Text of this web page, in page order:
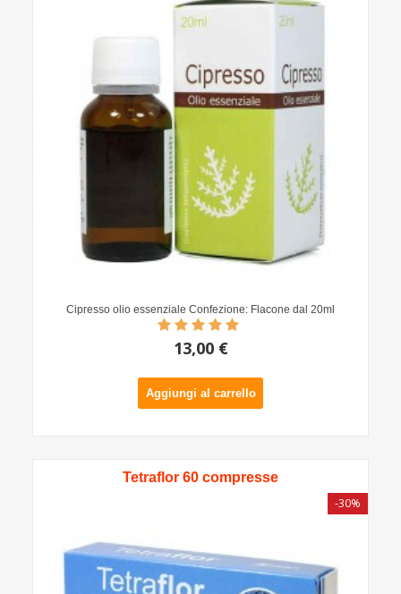
Cipresso olio essenziale Confezione: Flacone dal 20ml
13,00 €
Aggiungi al carrello
Tetraflor 60 compresse
-30%